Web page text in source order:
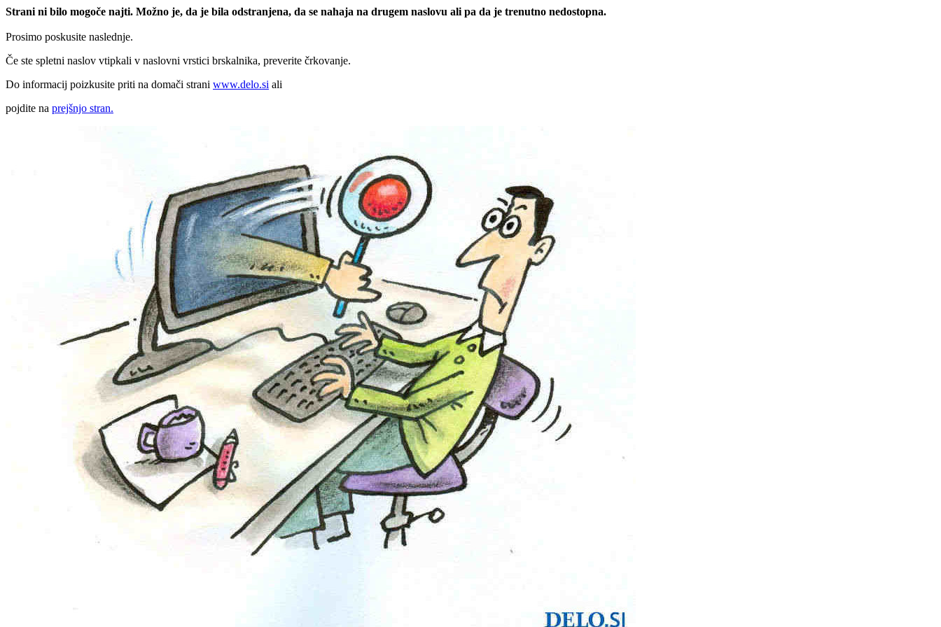
Strani ni bilo mogoče najti. Možno je, da je bila odstranjena, da se nahaja na drugem naslovu ali pa da je trenutno nedostopna.
Prosimo poskusite naslednje.
Če ste spletni naslov vtipkali v naslovni vrstici brskalnika, preverite črkovanje.
Do informacij poizkusite priti na domači strani www.delo.si ali
pojdite na prejšnjo stran.